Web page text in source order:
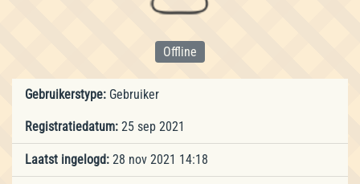
Offline
Gebruikerstype: Gebruiker
Registratiedatum: 25 sep 2021
Laatst ingelogd: 28 nov 2021 14:18